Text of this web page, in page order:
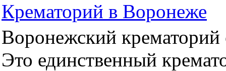
Крематорий в Воронеже
Воронежский крематорий
Это единственный